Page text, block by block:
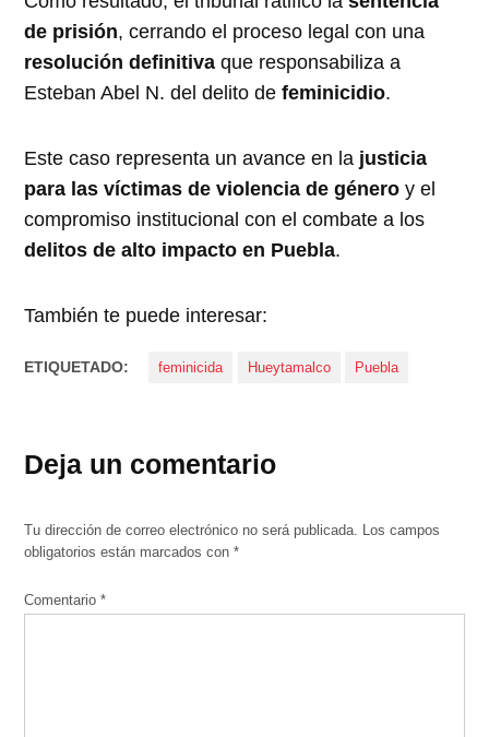
de prisión, cerrando el proceso legal con una
resolución definitiva que responsabiliza a
Esteban Abel N. del delito defeminicidio.
Este caso representa un avance en la justicia
para las víctimas de violencia de género y el
compromiso institucional con el combate a los
delitos de alto impacto en Puebla.
También te puede interesar:
ETIQUETADO: feminicida Hueytamalco Puebla
Deja un comentario
Tu dirección de correo electrónico no será publicada. Los campos
obligatorios están marcados con*
Comentario*